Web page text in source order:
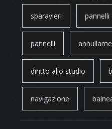
sparavieri
pannelli
diritto allo studio
navigazione